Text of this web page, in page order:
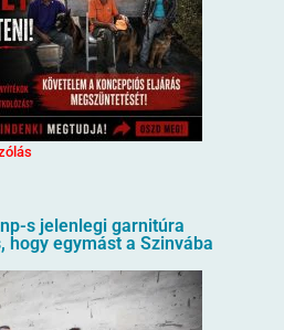
s jelenlegi garnitúra
hogy egymást a Szinvába